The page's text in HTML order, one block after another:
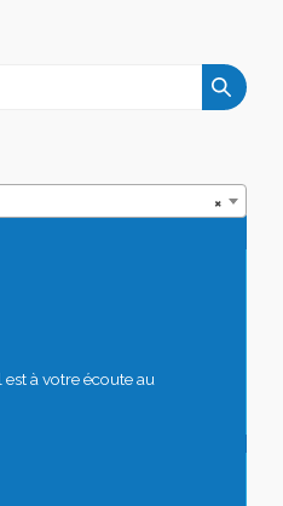
×
à votre écoute au